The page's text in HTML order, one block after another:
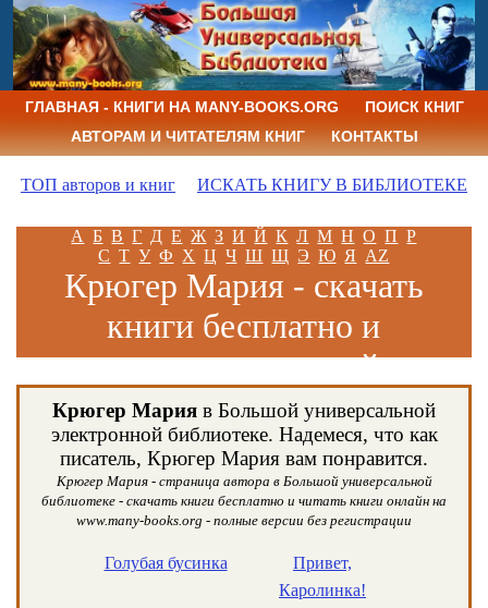
ГЛАВНАЯ - КНИГИ НА MANY-BOOKS.ORG
ПОИСК КНИГ
АВТОРАМ И ЧИТАТЕЛЯМ КНИГ
КОНТАКТЫ
ТОП авторов и книг ИСКАТЬ КНИГУ В БИБЛИОТЕКЕ
А Б В Г Д Е Ж З И Й К Л М Н О П Р
С Т У Ф Х Ц Ч Ш Щ Э Ю Я AZ
Крюгер Мария - скачать
книги бесплатно и
читать книги онлайн
Крюгер Мария в Большой универсальной
электронной библиотеке. Надемеся, что как
писатель, Крюгер Мария вам понравится.
Крюгер Мария - страница автора в Большой универсальной
библиотеке - скачать книги бесплатно и читать книги онлайн на
www.many-books.org - полные версии без регистрации
Голубая бусинка
Привет,
Каролинка!